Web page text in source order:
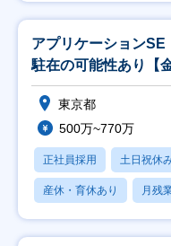
アプリケーション
駐在の可能性あり【
東京都
500万~770万
正社員採用 土日祝休
産休・育休あり 月残